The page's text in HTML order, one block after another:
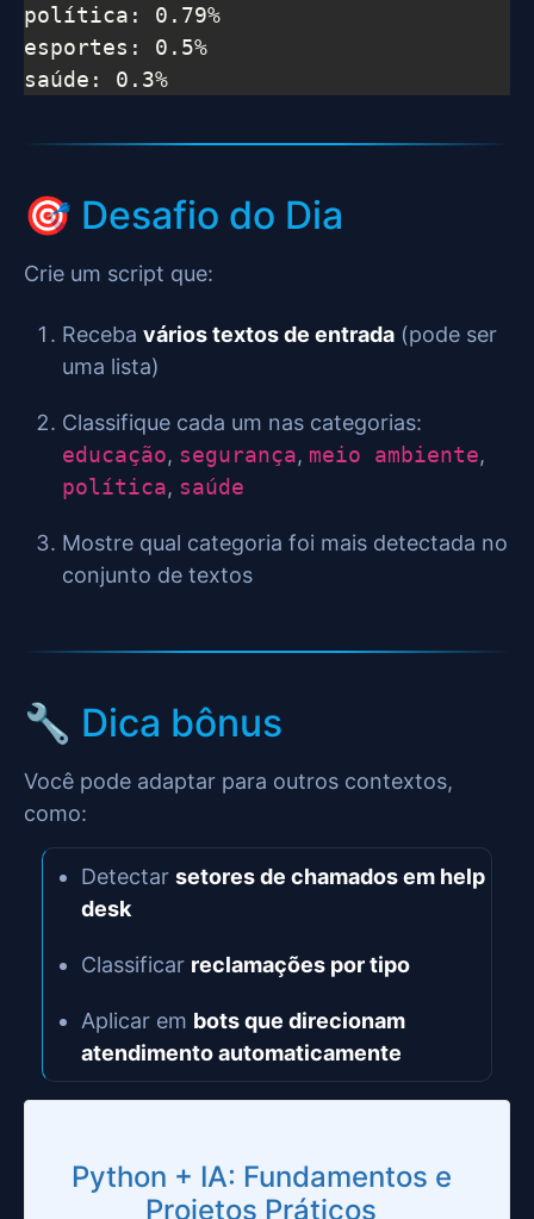
política: 0.79%
esportes: 0.5%
saúde: 0.3%
🎯 Desafio do Dia
Crie um script que:
Receba vários textos de entrada (pode ser
uma lista)
Classifique cada um nas categorias:
educação, segurança, meio ambiente,
política, saúde
Mostre qual categoria foi mais detectada no
conjunto de textos
🔧 Dica bônus
Você pode adaptar para outros contextos,
como:
Detectar setores de chamados em help
desk
Classificar reclamações por tipo
Aplicar em bots que direcionam
atendimento automaticamente
Python + IA: Fundamentos e
Projetos Práticos